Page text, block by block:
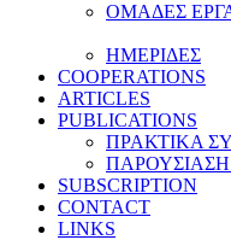
ΟΜΑΔΕΣ
ΗΜΕΡΙΔΕΣ
COOPERATIONS
ARTICLES
PUBLICATIONS
ΠΡΑΚΤΙΚΑ
ΠΑΡΟΥΣΙΑΣΗ
SUBSCRIPTION
CONTACT
LINKS